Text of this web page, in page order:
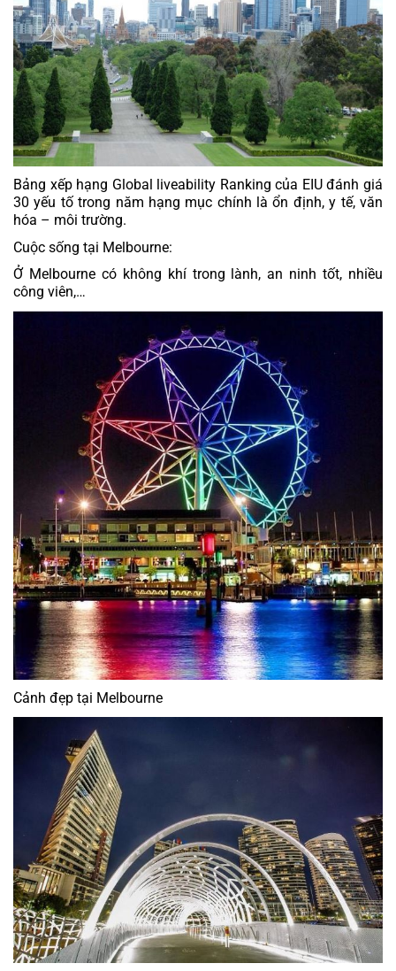
Bảng xếp hạng Global liveability Ranking của EIU đánh giá
30 yếu tố trong năm hạng mục chính là ổn định, y tế, văn
hóa – môi trường.
Cuộc sống tại Melbourne:
Ở Melbourne có không khí trong lành, an ninh tốt, nhiều
công viên,…
Cảnh đẹp tại Melbourne